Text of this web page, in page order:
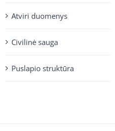
Atviri duomenys
Civilinė sauga
Puslapio struktūra